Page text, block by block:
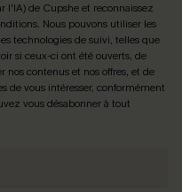
l'IA) de Cupshe et reconnaissez
. Nous pouvons utiliser les
technologies de suivi, telles que
si ceux-ci ont été ouverts, de
nos contenus et nos offres, et de
de vous intéresser, conformément
vous désabonner à tout